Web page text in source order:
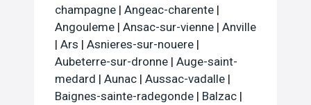
champagne | Angeac-charente |
Angouleme | Ansac-sur-vienne | Anville
| Ars | Asnieres-sur-nouere |
Aubeterre-sur-dronne | Auge-saint-
medard | Aunac | Aussac-vadalle |
Baignes-sainte-radegonde | Balzac |